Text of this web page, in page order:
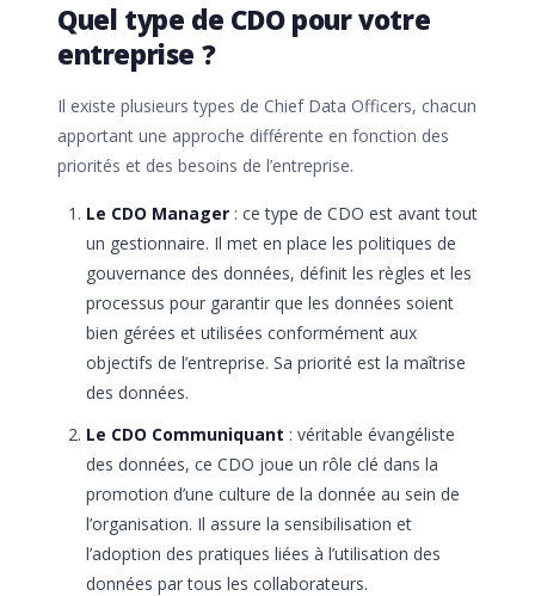
Quel type de CDO pour votre
entreprise ?
Il existe plusieurs types de Chief Data Officers, chacun
apportant une approche différente en fonction des
priorités et des besoins de l’entreprise.
Le CDO Manager : ce type de CDO est avant tout
un gestionnaire. Il met en place les politiques de
gouvernance des données, définit les règles et les
processus pour garantir que les données soient
bien gérées et utilisées conformément aux
objectifs de l’entreprise. Sa priorité est la maîtrise
des données.
Le CDO Communiquant : véritable évangéliste
des données, ce CDO joue un rôle clé dans la
promotion d’une culture de la donnée au sein de
l’organisation. Il assure la sensibilisation et
l’adoption des pratiques liées à l’utilisation des
données par tous les collaborateurs.